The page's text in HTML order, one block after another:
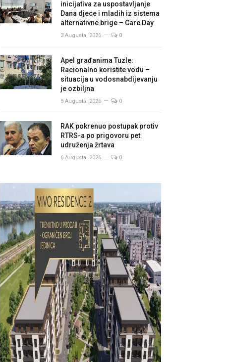
inicijativa za uspostavljanje
Dana djece i mladih iz sistema
alternativne brige – Care Day
3 Augusta, 2026 0
Apel građanima Tuzle:
Racionalno koristite vodu –
situacija u vodosnabdijevanju
je ozbiljna
5 Augusta, 2026 0
RAK pokrenuo postupak protiv
RTRS-a po prigovoru pet
udruženja žrtava
6 Augusta, 2026 0